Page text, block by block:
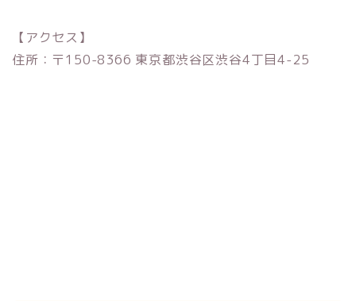
【アクセス】
住所：〒150-8366 東京都渋谷区渋谷4丁目4-25